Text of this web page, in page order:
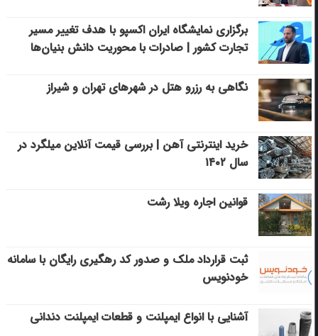
برگزاری نمایشگاه ایران اکسپو با هدف تغییر مسیر
تجارت کشور | صادرات با محوریت دانش بنیان‌ها
نگاهی به رزرو هتل در شهرهای تهران و شیراز
خرید اینترنتی آهن | بررسی قیمت آنلاین میلگرد در
سال ۱۴۰۲
قوانین اجاره ویلا رشت
ثبت قرارداد ملک و صدور کد رهگیری رایگان با سامانه
خودنویس
آشنایی با انواع ایمپلنت و قطعات ایمپلنت دندانی